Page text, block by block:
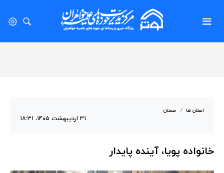
استان ها سمنان
۳۱ اردیبهشت ۱۴۰۵، ۱۸:۳۱
خانواده پویا، آینده پایدار